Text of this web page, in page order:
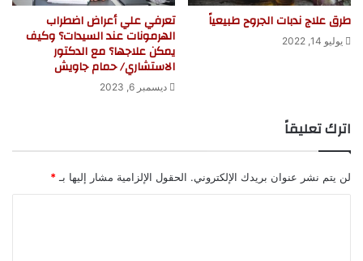
طرق علاج ندبات الجروح طبيعياً
يوليو 14, 2022
تعرفي علي أعراض اضطراب
الهرمونات عند السيدات؟ وكيف
يمكن علاجها؟ مع الدكتور
الاستشاري/ حمام جاويش
ديسمبر 6, 2023
اترك تعليقاً
لن يتم نشر عنوان بريدك الإلكتروني. الحقول الإلزامية مشار إليها بـ *